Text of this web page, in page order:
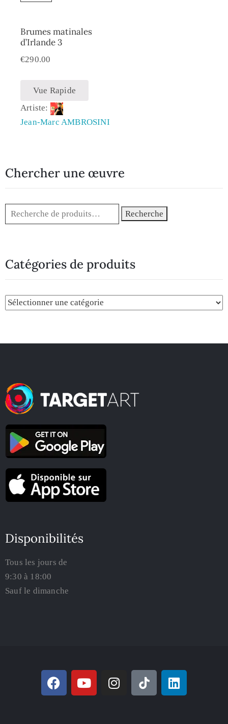
Brumes matinales
d’Irlande 3
€290.00
Vue Rapide
Artiste:
Jean-Marc AMBROSINI
Chercher une œuvre
Recherche
Catégories de produits
Disponibilités
Tous les jours de
9:30 à 18:00
Sauf le dimanche